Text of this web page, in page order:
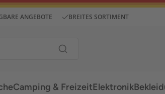
ANGEBOTE BREITES SORTIMENT
Camping & FreizeitElektronik